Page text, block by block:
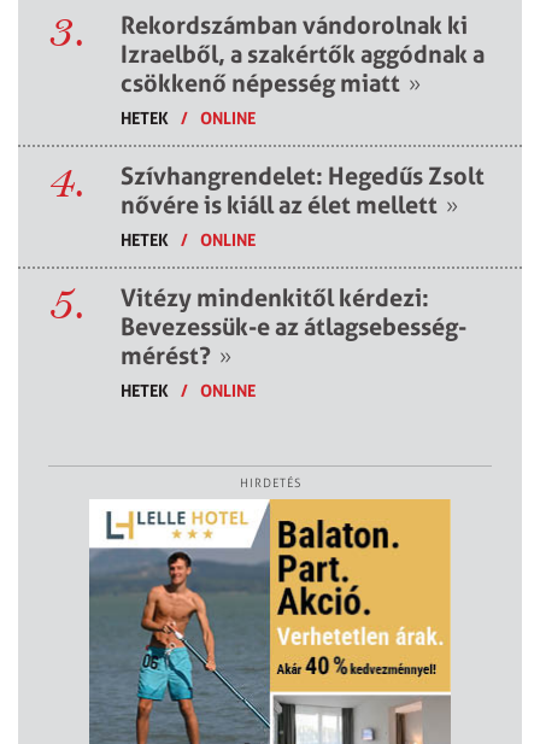
3.
Rekordszámban vándorolnak ki
Izraelből, a szakértők aggódnak a
csökkenő népesség miatt »
HETEK / ONLINE
4.
Szívhangrendelet: Hegedűs Zsolt
nővére is kiáll az élet mellett »
HETEK / ONLINE
5.
Vitézy mindenkitől kérdezi:
Bevezessük-e az átlagsebesség-
mérést? »
HETEK / ONLINE
HIRDETÉS